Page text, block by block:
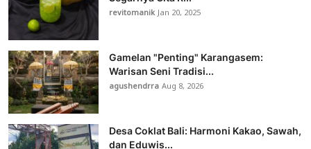
revitomanikJan 20, 2025
Gamelan "Penting" Karangasem:
Warisan Seni Tradisi...
agushendrraAug 8, 2026
Desa Coklat Bali: Harmoni Kakao, Sawah,
dan Eduwis...